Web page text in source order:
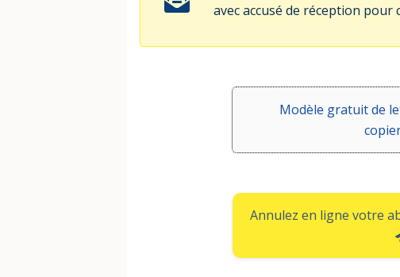
avec accusé de réception
Modèle gratuit de
Annulez en ligne votre